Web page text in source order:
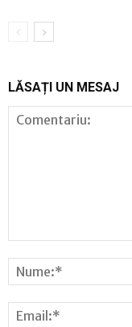
LĂSAȚI UN MESAJ